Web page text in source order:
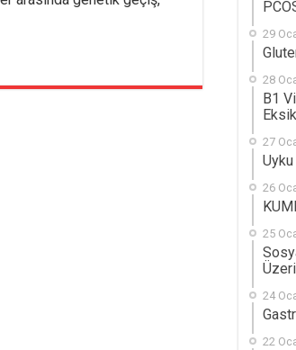
29
28
B1
27
26
25
24
22